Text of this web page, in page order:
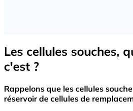
Les cellules souches,
c'est ?
Rappelons que les cellules
réservoir de cellules de